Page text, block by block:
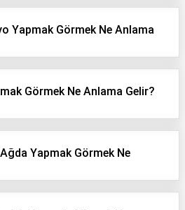
Yapmak Görmek Ne Anlama
Görmek Ne Anlama Gelir?
Yapmak Görmek Ne